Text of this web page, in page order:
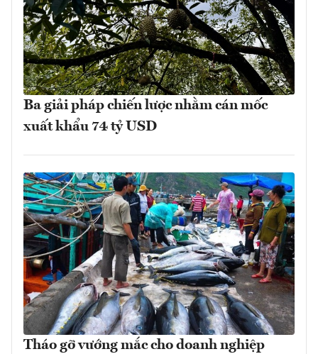
Ba giải pháp chiến lược nhằm cán mốc
xuất khẩu 74 tỷ USD
Tháo gỡ vướng mắc cho doanh nghiệp